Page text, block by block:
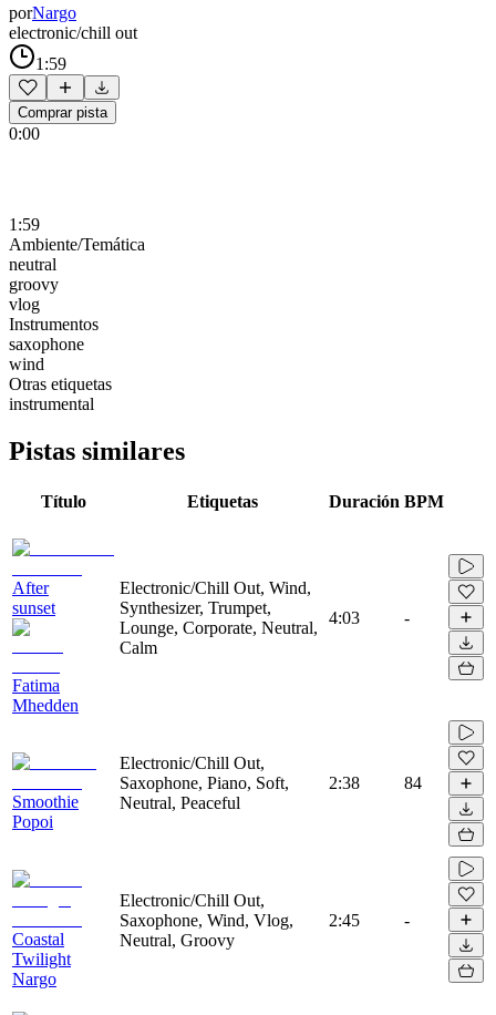
porNargo
electronic/chill out
1:59
Comprar pista
0:00
1:59
Ambiente/Temática
neutral
groovy
vlog
Instrumentos
saxophone
wind
Otras etiquetas
instrumental
Pistas similares
Título Etiquetas Duración BPM
After
sunset
Fatima
Mhedden
Electronic/Chill Out, Wind,
Synthesizer, Trumpet,
Lounge, Corporate, Neutral,
Calm
4:03 -
Smoothie
Popoi
Electronic/Chill Out,
Saxophone, Piano, Soft,
Neutral, Peaceful
2:38 84
Coastal
Twilight
Nargo
Electronic/Chill Out,
Saxophone, Wind, Vlog,
Neutral, Groovy
2:45 -